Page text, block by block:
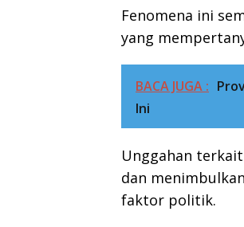
Fenomena ini
yang
BACA JUGA :
Ini
Unggahan
dan
faktor politik.